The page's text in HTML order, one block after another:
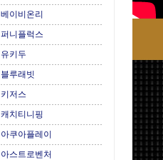
베이비온리
퍼니플럭스
유키두
블루래빗
키저스
캐치티니핑
아쿠아플레이
아스트로벤처